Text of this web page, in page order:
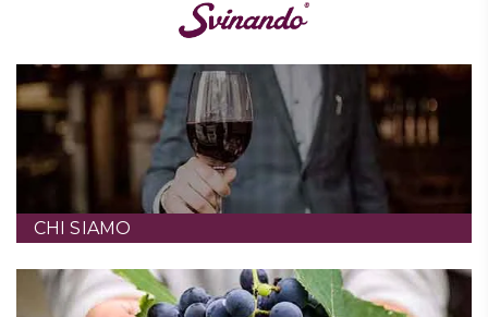
CHI SIAMO